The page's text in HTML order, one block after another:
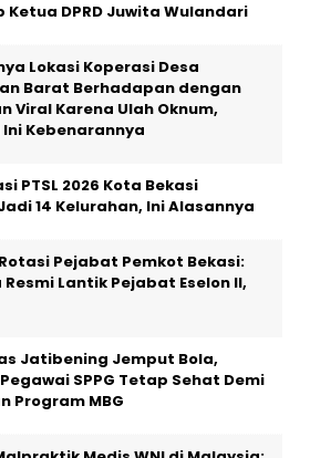
Ketua DPRD Juwita Wulandari
Lokasi Koperasi Desa
Barat Berhadapan dengan
Viral Karena Ulah Oknum,
Kebenarannya
PTSL 2026 Kota Bekasi
14 Kelurahan, Ini Alasannya
Pejabat Pemkot Bekasi:
Lantik Pejabat Eselon II,
Jatibening Jemput Bola,
SPPG Tetap Sehat Demi
Program MBG